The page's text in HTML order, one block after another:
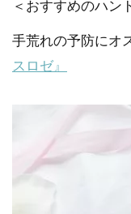
＜おすすめのハン
手荒れの予防にオ
スロゼ』